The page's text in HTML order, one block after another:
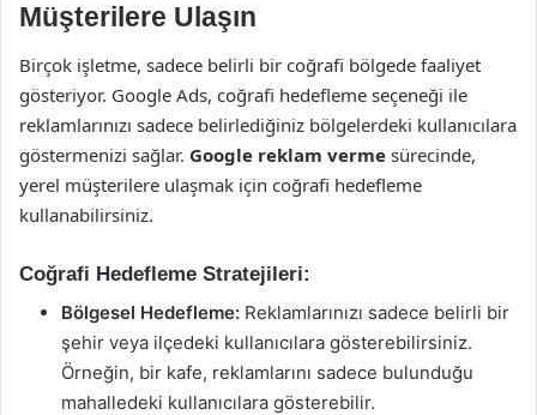
Müşterilere Ulaşın
Birçok işletme, sadece belirli bir coğrafi bölgede faaliyet
gösteriyor. Google Ads, coğrafi hedefleme seçeneği ile
reklamlarınızı sadece belirlediğiniz bölgelerdeki kullanıcılara
göstermenizi sağlar. Google reklam verme sürecinde,
yerel müşterilere ulaşmak için coğrafi hedefleme
kullanabilirsiniz.
Coğrafi Hedefleme Stratejileri:
Bölgesel Hedefleme: Reklamlarınızı sadece belirli bir
şehir veya ilçedeki kullanıcılara gösterebilirsiniz.
Örneğin, bir kafe, reklamlarını sadece bulunduğu
mahalledeki kullanıcılara gösterebilir.